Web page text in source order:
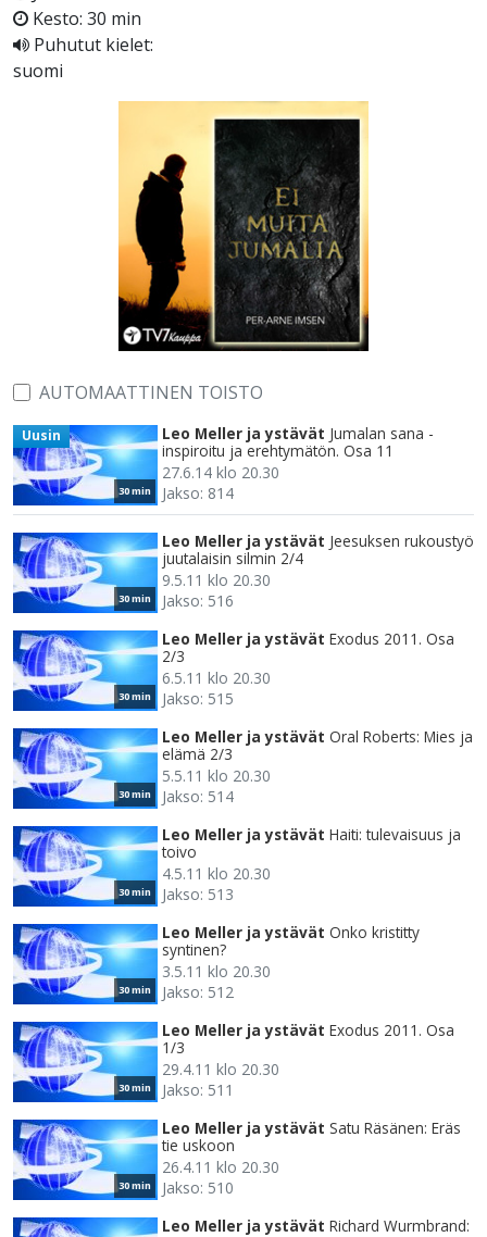
Kesto: 30 min
Puhutut kielet:
suomi
AUTOMAATTINEN TOISTO
30 min
Uusin Leo Meller ja ystävät Jumalan sana -
inspiroitu ja erehtymätön. Osa 11
27.6.14 klo 20.30
Jakso: 814
30 min
Leo Meller ja ystävät Jeesuksen rukoustyö
juutalaisin silmin 2/4
9.5.11 klo 20.30
Jakso: 516
30 min
Leo Meller ja ystävät Exodus 2011. Osa
2/3
6.5.11 klo 20.30
Jakso: 515
30 min
Leo Meller ja ystävät Oral Roberts: Mies ja
elämä 2/3
5.5.11 klo 20.30
Jakso: 514
30 min
Leo Meller ja ystävät Haiti: tulevaisuus ja
toivo
4.5.11 klo 20.30
Jakso: 513
30 min
Leo Meller ja ystävät Onko kristitty
syntinen?
3.5.11 klo 20.30
Jakso: 512
30 min
Leo Meller ja ystävät Exodus 2011. Osa
1/3
29.4.11 klo 20.30
Jakso: 511
30 min
Leo Meller ja ystävät Satu Räsänen: Eräs
tie uskoon
26.4.11 klo 20.30
Jakso: 510
Leo Meller ja ystävät Richard Wurmbrand: